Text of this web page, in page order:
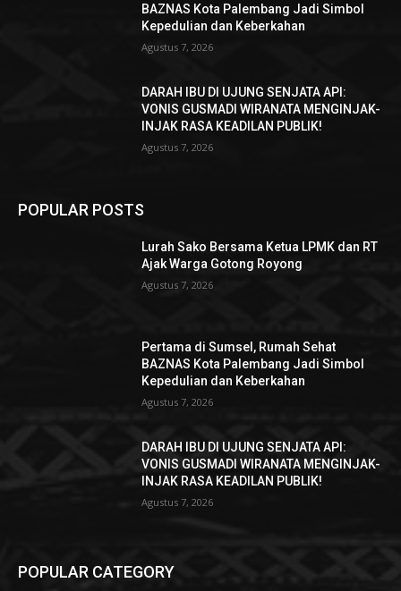
BAZNAS Kota Palembang Jadi Simbol
Kepedulian dan Keberkahan
Agustus 7, 2026
DARAH IBU DI UJUNG SENJATA API:
VONIS GUSMADI WIRANATA MENGINJAK-
INJAK RASA KEADILAN PUBLIK!
Agustus 7, 2026
POPULAR POSTS
Lurah Sako Bersama Ketua LPMK dan RT
Ajak Warga Gotong Royong
Agustus 7, 2026
Pertama di Sumsel, Rumah Sehat
BAZNAS Kota Palembang Jadi Simbol
Kepedulian dan Keberkahan
Agustus 7, 2026
DARAH IBU DI UJUNG SENJATA API:
VONIS GUSMADI WIRANATA MENGINJAK-
INJAK RASA KEADILAN PUBLIK!
Agustus 7, 2026
POPULAR CATEGORY